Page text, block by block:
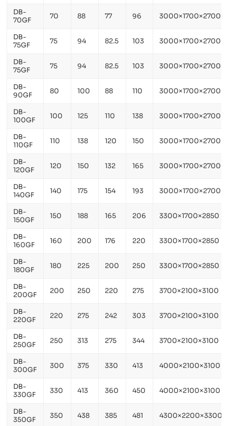
DB-
70GF
70 88 77 96 3000×1700×2700
DB-
75GF
75 94 82.5 103 3000×1700×2700
DB-
75GF
75 94 82.5 103 3000×1700×2700
DB-
90GF
80 100 88 110 3000×1700×2700
DB-
100GF
100 125 110 138 3000×1700×2700
DB-
110GF
110 138 120 150 3000×1700×2700
DB-
120GF
120 150 132 165 3000×1700×2700
DB-
140GF
140 175 154 193 3000×1700×2700
DB-
150GF
150 188 165 206 3300×1700×2850
DB-
160GF
160 200 176 220 3300×1700×2850
DB-
180GF
180 225 200 250 3300×1700×2850
DB-
200GF
200 250 220 275 3700×2100×3100
DB-
220GF
220 275 242 303 3700×2100×3100
DB-
250GF
250 313 275 344 3700×2100×3100
DB-
300GF
300 375 330 413 4000×2100×3100
DB-
330GF
330 413 360 450 4000×2100×3100
DB-
350GF
350 438 385 481 4300×2200×3300